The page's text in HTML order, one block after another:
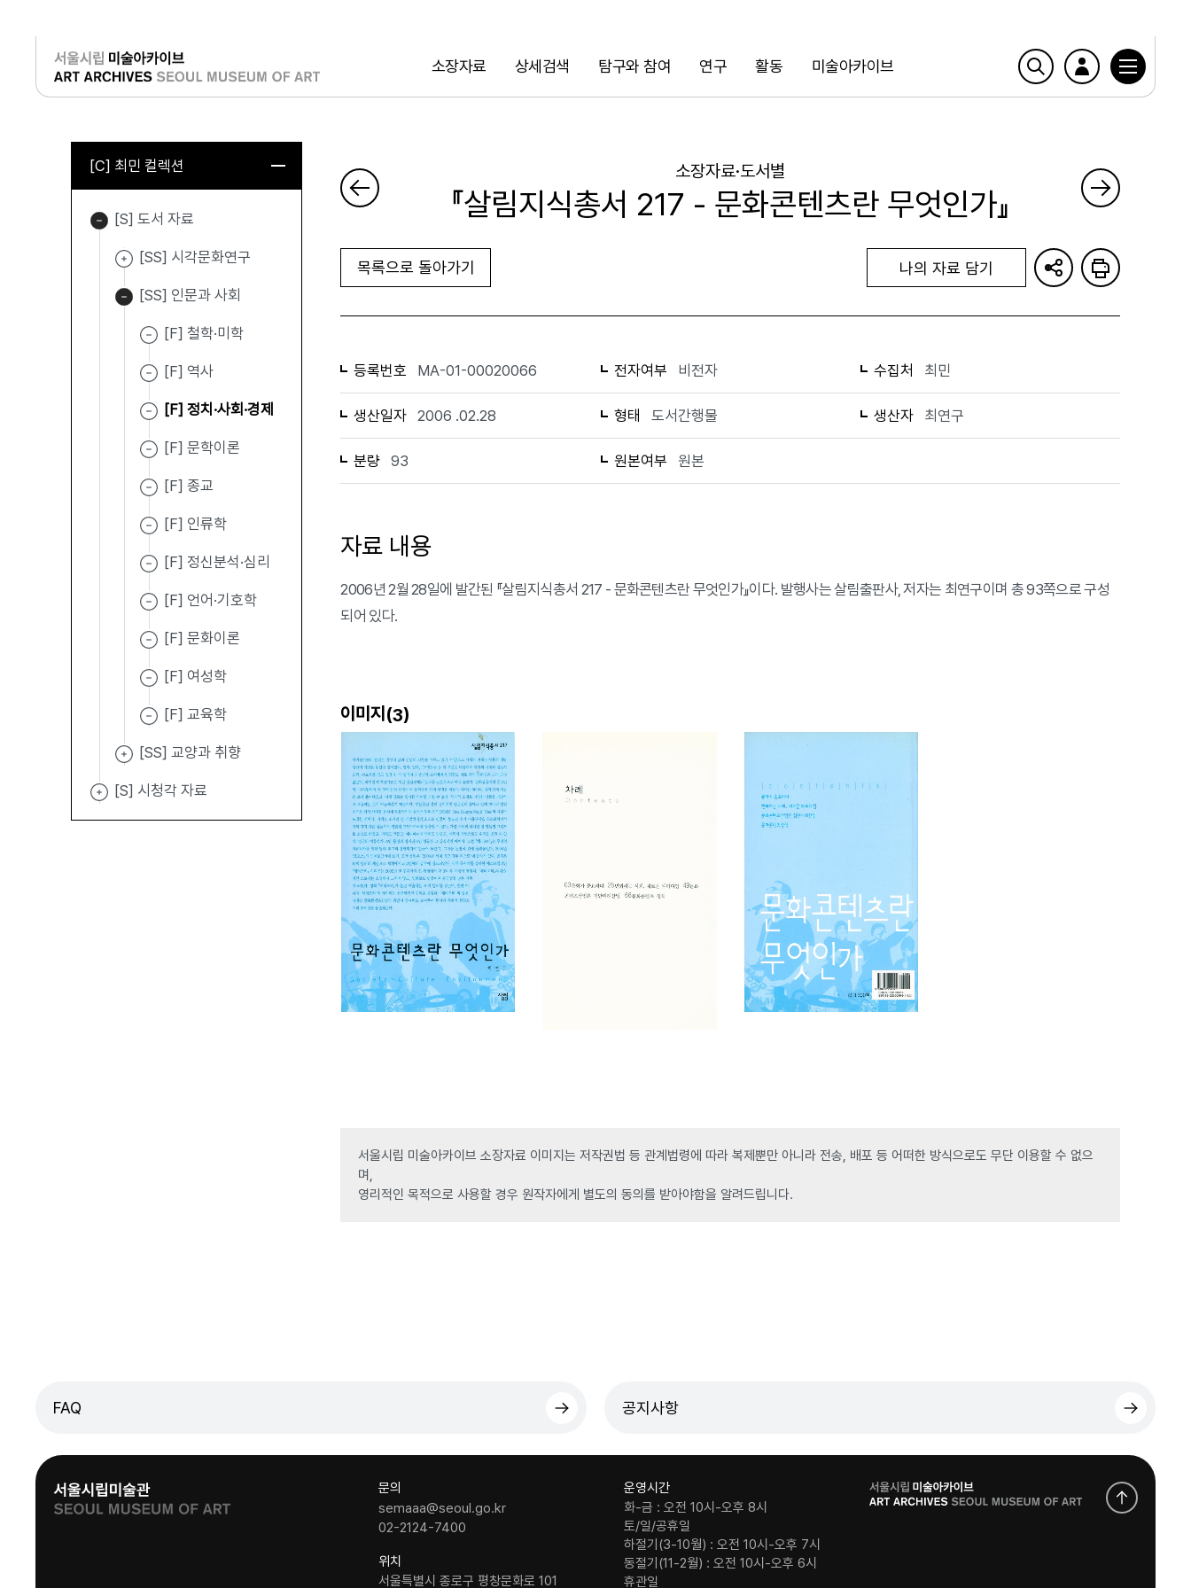
소장자료 상세검색 탐구와 참여 연구 활동 미술아카이브
검색
로그인
[C] 최민 컬렉션
[S] 도서 자료
[SS] 시각문화연구
[SS] 인문과 사회
[F] 철학·미학
[F] 역사
[F] 정치·사회·경제
[F] 문학이론
[F] 종교
[F] 인류학
[F] 정신분석·심리
[F] 언어·기호학
[F] 문화이론
[F] 여성학
[F] 교육학
[SS] 교양과 취향
[S] 시청각 자료
소장자료·도서별
『살림지식총서 217 - 문화콘텐츠란 무엇인가』
목록으로 돌아가기 나의 자료 담기
등록번호 MA-01-00020066 전자여부 비전자 수집처 최민
생산일자 2006 .02.28 형태 도서간행물 생산자 최연구
분량 93 원본여부 원본
자료 내용
2006년 2월 28일에 발간된 『살림지식총서 217 - 문화콘텐츠란 무엇인가』이다. 발행사는 살림출판사, 저자는 최연구이며 총 93쪽으로 구성
되어 있다.
이미지(3)
서울시립 미술아카이브 소장자료 이미지는 저작권법 등 관계법령에 따라 복제뿐만 아니라 전송, 배포 등 어떠한 방식으로도 무단 이용할 수 없으
며,
영리적인 목적으로 사용할 경우 원작자에게 별도의 동의를 받아야함을 알려드립니다.
FAQ 공지사항
문의
semaaa@seoul.go.kr
02-2124-7400
위치
서울특별시 종로구 평창문화로 101
운영시간
화-금 : 오전 10시-오후 8시
토/일/공휴일
하절기(3-10월) : 오전 10시-오후 7시
동절기(11-2월) : 오전 10시-오후 6시
휴관일
로
고